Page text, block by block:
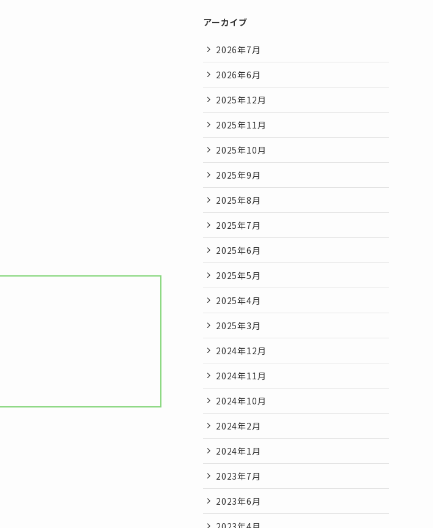
アーカイブ
2026年7月
2026年6月
2025年12月
2025年11月
2025年10月
2025年9月
2025年8月
2025年7月
2025年6月
2025年5月
2025年4月
2025年3月
2024年12月
2024年11月
2024年10月
2024年2月
2024年1月
2023年7月
2023年6月